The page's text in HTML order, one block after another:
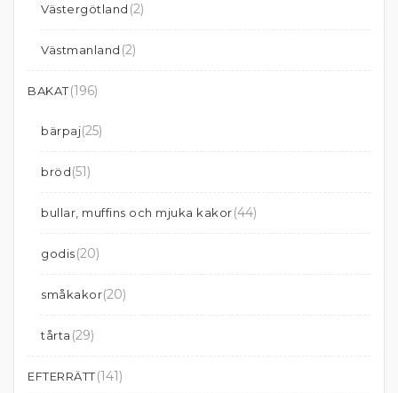
Västergötland (2)
Västmanland (2)
BAKAT(196)
bärpaj(25)
bröd(51)
bullar, muffins och mjuka kakor(44)
godis(20)
småkakor(20)
tårta (29)
EFTERRÄTT(141)